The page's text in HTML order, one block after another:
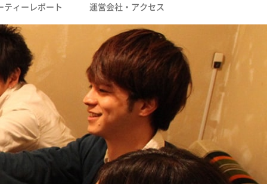
ティーレポート 運営会社・アクセス